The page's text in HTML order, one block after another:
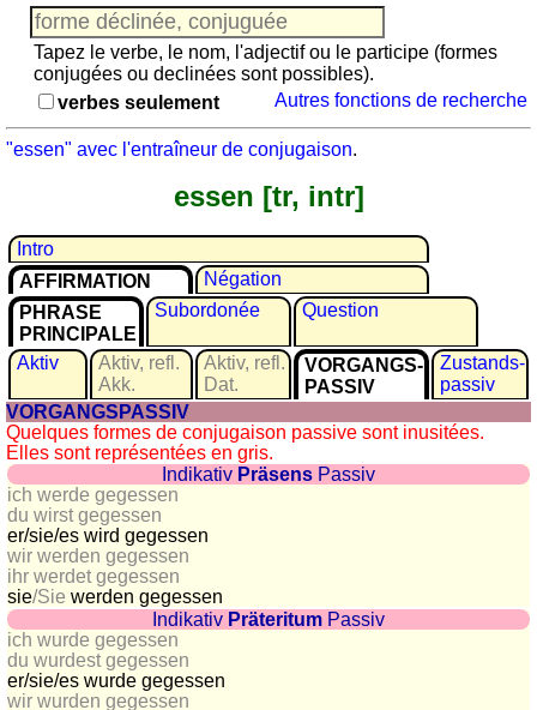
Jeu
avec
des
nombres
de
langues
espagnol
français
italien
latin
portugais
roumain
néerlandais
Utilités
Convertisseurs
d'unités
Plaques
d'immatriculation
Coucher
du
soleil
Balades
Tapez le verbe, le nom, l'adjectif ou le participe (formes
conjugées ou declinées sont possibles).
verbes seulement
Autres fonctions de recherche
"essen" avec l'entraîneur de conjugaison.
essen [tr, intr]
Intro
AFFIRMATION
Négation
PHRASE
PRINCIPALE
Subordonée Question
Aktiv
Aktiv, refl.
Akk.
Aktiv, refl.
Dat.
VORGANGS­
PASSIV
Zustands­
passiv
VORGANGSPASSIV
Quelques formes de conjugaison passive sont inusitées.
Elles sont représentées en gris.
Indikativ Präsens Passiv
ich werde gegessen
du wirst gegessen
er/sie/es wird gegessen
wir werden gegessen
ihr werdet gegessen
sie/Sie werden gegessen
Indikativ Präteritum Passiv
ich wurde gegessen
du wurdest gegessen
er/sie/es wurde gegessen
wir wurden gegessen